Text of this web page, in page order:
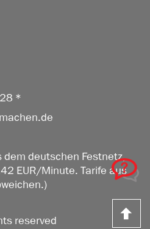
*
deutschen Festnetz,
EUR/Minute. Tarife aus
reserved